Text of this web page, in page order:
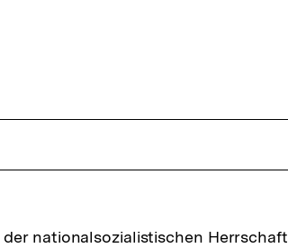
nationalsozialistischen Herrschaft